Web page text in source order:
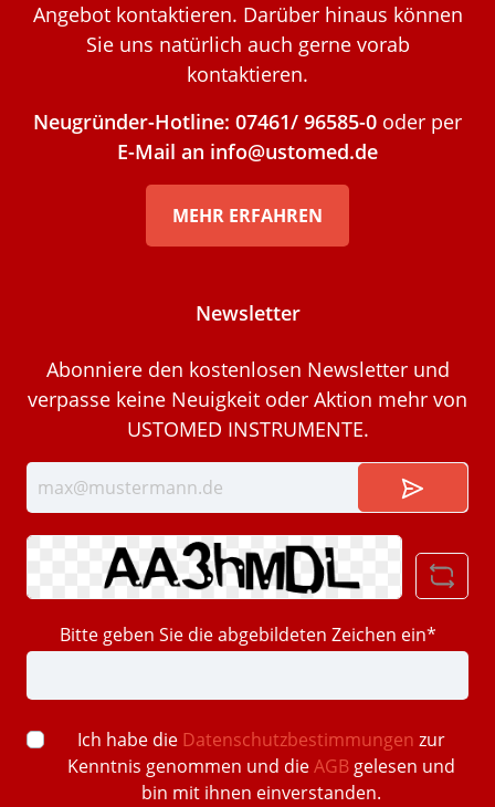
Angebot kontaktieren. Darüber hinaus können
Sie uns natürlich auch gerne vorab
kontaktieren.
Neugründer-Hotline: 07461/ 96585-0 oder per
E-Mail an info@ustomed.de
MEHR ERFAHREN
Newsletter
Abonniere den kostenlosen Newsletter und
verpasse keine Neuigkeit oder Aktion mehr von
USTOMED INSTRUMENTE.
Bitte geben Sie die abgebildeten Zeichen ein*
Ich habe die Datenschutzbestimmungen zur
Kenntnis genommen und dieAGBgelesen und
bin mit ihnen einverstanden.